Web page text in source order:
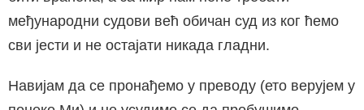
међународни судови већ обичан суд из ког ћемо
сви јести и не остајати никада гладни.
Навијам да се пронађемо у преводу (ето верујем у